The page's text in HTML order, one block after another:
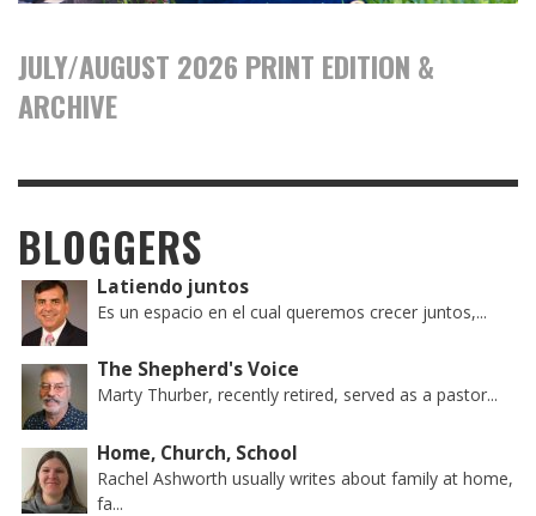
JULY/AUGUST 2026 PRINT EDITION &
ARCHIVE
BLOGGERS
Latiendo juntos
Es un espacio en el cual queremos crecer juntos,...
The Shepherd's Voice
Marty Thurber, recently retired, served as a pastor...
Home, Church, School
Rachel Ashworth usually writes about family at home,
fa...